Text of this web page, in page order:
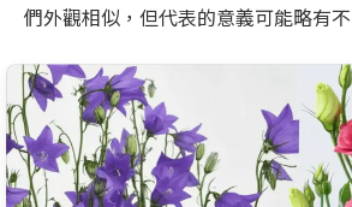
們外觀相似，但代表的意義可能略有不